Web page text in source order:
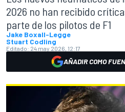
2026 no han recibido
parte de los pilotos de F1
Jake Boxall-Legge
Stuart Codling
Editado: 24 may 2026, 12:17
AÑADIR COMO